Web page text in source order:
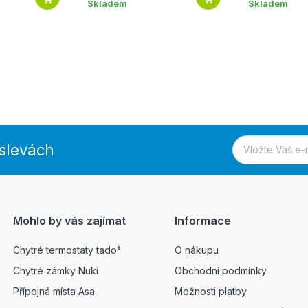
Skladem Skladem
Mohlo by vás zajímat
Chytré termostaty tado°
Chytré zámky Nuki
Přípojná místa Asa
Informace
O nákupu
Obchodní podmínky
Možnosti platby